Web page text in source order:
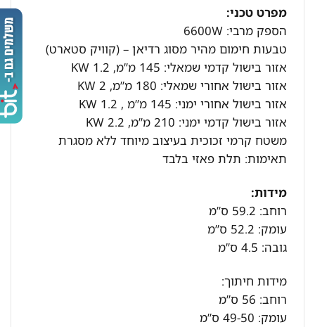
מפרט טכני:
הספק מרבי: 6600W
טבעות חימום מהיר מסוג רדיאן – (קוויק סטארט)
אזור בישול קדמי שמאלי: 145 מ”מ, 1.2 KW
אזור בישול אחורי שמאלי: 180 מ”מ, 2 KW
אזור בישול אחורי ימני: 145 מ”מ , 1.2 KW
אזור בישול קדמי ימני: 210 מ”מ, 2.2 KW
משטח קרמי זכוכית בעיצוב מיוחד ללא מסגרת
תאימות: תלת פאזי בלבד
מידות:
רוחב: 59.2 ס”מ
עומק: 52.2 ס”מ
גובה: 4.5 ס”מ
מידות חיתוך:
רוחב: 56 ס”מ
עומק: 49-50 ס”מ